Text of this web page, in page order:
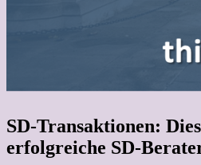
SD-Transaktionen:
erfolgreiche SD-